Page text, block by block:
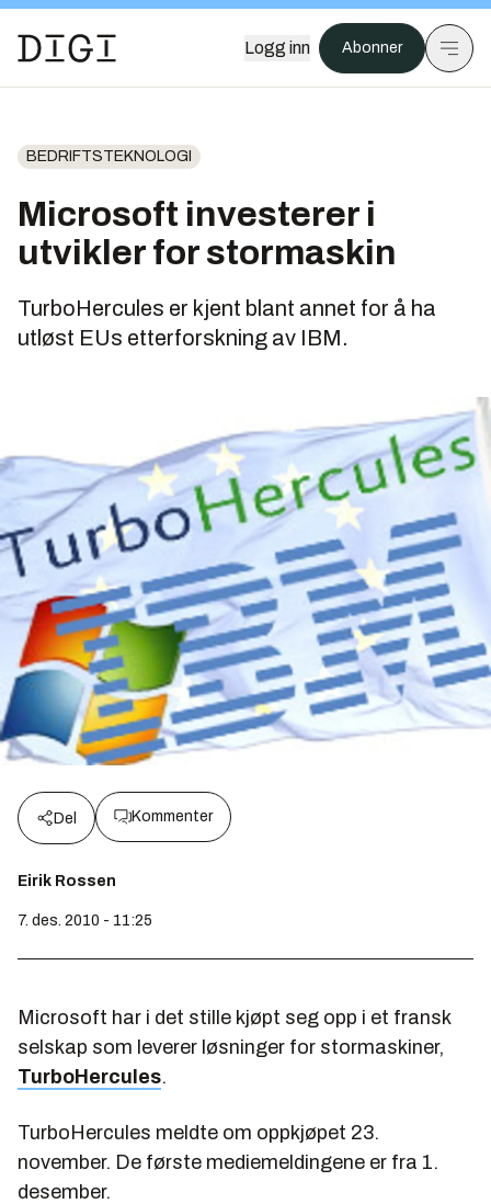
Logg inn Abonner
BEDRIFTSTEKNOLOGI
Microsoft investerer i
utvikler for stormaskin
TurboHercules er kjent blant annet for å ha
utløst EUs etterforskning av IBM.
Del Kommenter
Eirik Rossen
7. des. 2010 - 11:25
Microsoft har i det stille kjøpt seg opp i et fransk
selskap som leverer løsninger for stormaskiner,
TurboHercules.
TurboHercules meldte om oppkjøpet 23.
november. De første mediemeldingene er fra 1.
desember.